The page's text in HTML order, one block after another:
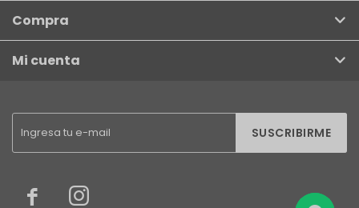
SUSCRIBIRME
 
Compra
Mi cuenta